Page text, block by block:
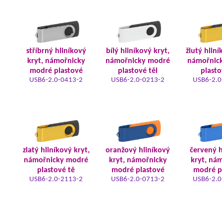
stříbrný hliníkový
kryt, námořnicky
modré plastové
USB6-2.0-0413-2
bílý hliníkový kryt,
námořnicky modré
plastové těl
USB6-2.0-0213-2
žlutý
USB6-
zlatý hliníkový kryt,
námořnicky modré
plastové tě
USB6-2.0-2113-2
oranžový hliníkový
kryt, námořnicky
modré plastové
USB6-2.0-0713-2
červený
kryt,
modré
USB6-